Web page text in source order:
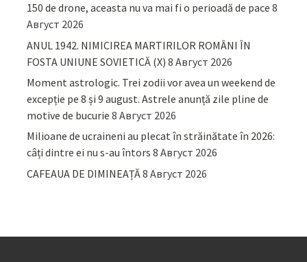
150 de drone, aceasta nu va mai fi o perioadă de pace 8
Август 2026
ANUL 1942. NIMICIREA MARTIRILOR ROMÂNI ÎN
FOSTA UNIUNE SOVIETICĂ (X) 8 Август 2026
Moment astrologic. Trei zodii vor avea un weekend de
excepție pe 8 și 9 august. Astrele anunță zile pline de
motive de bucurie 8 Август 2026
Milioane de ucraineni au plecat în străinătate în 2026:
câți dintre ei nu s-au întors 8 Август 2026
CAFEAUA DE DIMINEAȚĂ8 Август 2026